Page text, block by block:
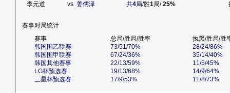
李元道
vs 姜儒泽 共4局/胜1局/25%
赛事对局统计
赛事
总局/胜局/胜率
执黑/胜局/胜
韩国围乙联赛
73/51/70%
28/24/86%
韩国围甲联赛
67/24/36%
35/14/40%
韩国其他赛事
22/13/59%
11/5/45%
LG杯预选赛
19/13/68%
14/9/64%
三星杯预选赛
17/9/53% 11/8/73%